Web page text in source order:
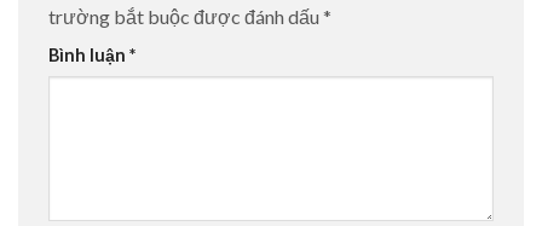
trường bắt buộc được đánh dấu *
Bình luận *